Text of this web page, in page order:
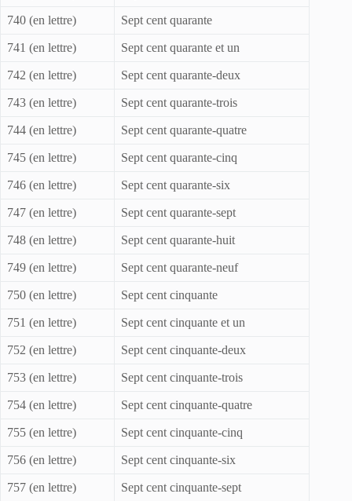
740 (en lettre) Sept cent quarante
741 (en lettre) Sept cent quarante et un
742 (en lettre) Sept cent quarante-deux
743 (en lettre) Sept cent quarante-trois
744 (en lettre) Sept cent quarante-quatre
745 (en lettre) Sept cent quarante-cinq
746 (en lettre) Sept cent quarante-six
747 (en lettre) Sept cent quarante-sept
748 (en lettre) Sept cent quarante-huit
749 (en lettre) Sept cent quarante-neuf
750 (en lettre) Sept cent cinquante
751 (en lettre) Sept cent cinquante et un
752 (en lettre) Sept cent cinquante-deux
753 (en lettre) Sept cent cinquante-trois
754 (en lettre) Sept cent cinquante-quatre
755 (en lettre) Sept cent cinquante-cinq
756 (en lettre) Sept cent cinquante-six
757 (en lettre) Sept cent cinquante-sept